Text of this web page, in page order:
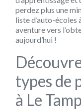
perdez plus une
liste d’auto-écoles
aventure vers
aujourd’hui !
types de
à Le